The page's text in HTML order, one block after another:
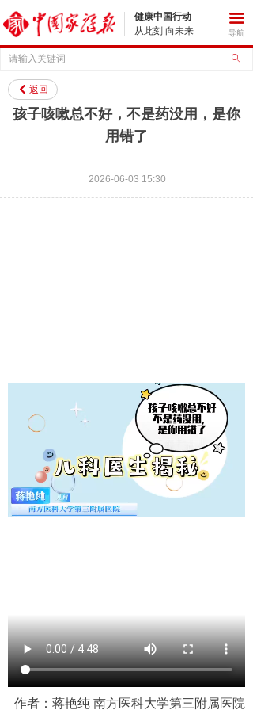
ꄙ
健康中国行动
从此刻 向未来
끀
导航
孩子咳嗽总不好，不是药没用，是你
用错了
낒 返回
2026-06-03 15:30
作者：蒋艳纯 南方医科大学第三附属医院